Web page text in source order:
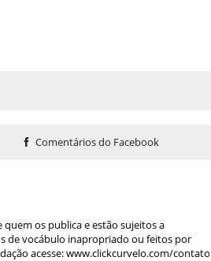
Comentários do Facebook
os publica e estão sujeitos a
de vocábulo inapropriado ou feitos por
acesse: www.clickcurvelo.com/contato